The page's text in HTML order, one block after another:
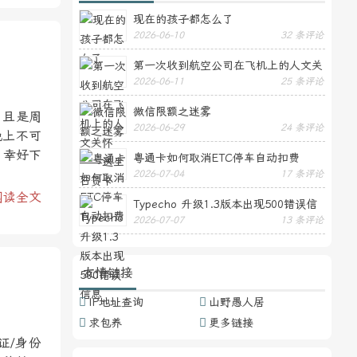
是周
不可
好下
读全文
/身份
现在的孩子都怎么了
2026-06-10 32 条评论
第一次收到航空公司在飞机上的人文关
怀——送生日贺卡
2026-06-11 25 条评论
微信限额之迷雾
2026-06-29 24 条评论
粤通卡如何取消ETC停车自动扣费
2026-07-04 17 条评论
Typecho 升级1.3版本出现500错误信
息
2026-07-07 13 条评论
友情链接
IP地址查询
山野愚人居
求包养
更多链接